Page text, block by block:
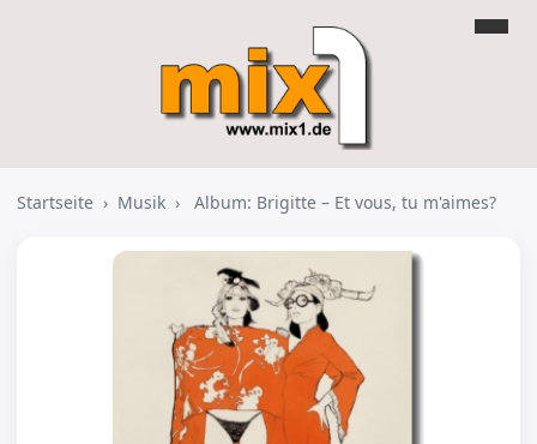
Startseite › Musik › Album: Brigitte – Et vous, tu m'aimes?